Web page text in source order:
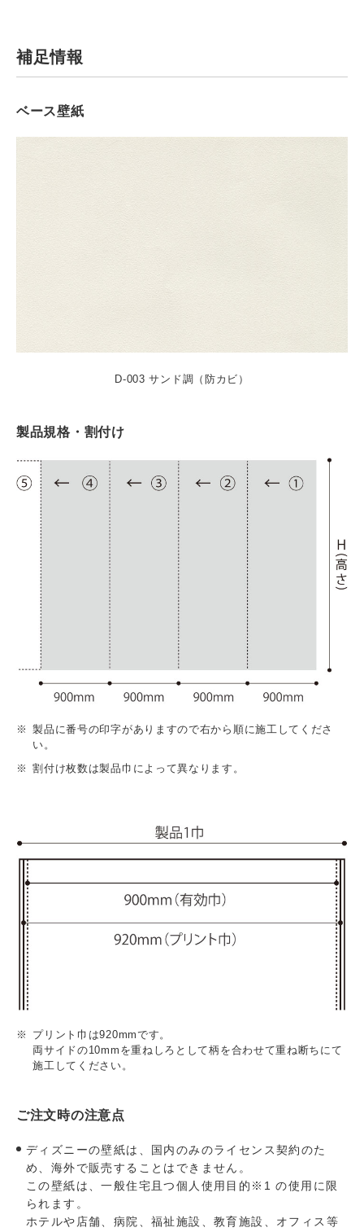
補足情報
ベース壁紙
D-003 サンド調（防カビ）
製品規格・割付け
製品に番号の印字がありますので右から順に施工してくださ
い。
割付け枚数は製品巾によって異なります。
プリント巾は920mmです。
両サイドの10mmを重ねしろとして柄を合わせて重ね断ちにて
施工してください。
ご注文時の注意点
ディズニーの壁紙は、国内のみのライセンス契約のた
め、海外で販売することはできません。
この壁紙は、一般住宅且つ個人使用目的※1 の使用に限
られます。
ホテルや店舗、病院、福祉施設、教育施設、オフィス等